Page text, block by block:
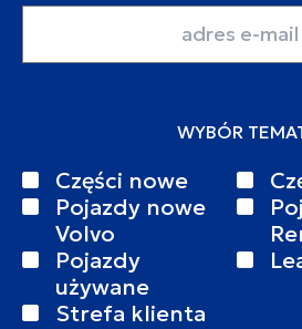
WYBÓR
Części nowe
Pojazdy nowe
Volvo
Pojazdy
używane
Strefa klienta